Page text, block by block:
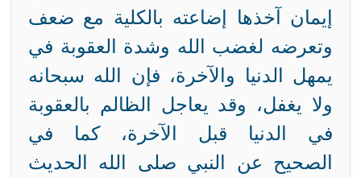
إضاعته بالكلية مع ضعف
إيمان آخذها
وتعرضه لغضب الله وشدة العقوبة في
الدنيا والآخرة، فإن الله سبحانه
يمهل
ولا يغفل، وقد يعاجل الظالم بالعقوبة
في الدنيا قبل الآخرة، كما في
الحديث
الصحيح عن النبي صلى الله